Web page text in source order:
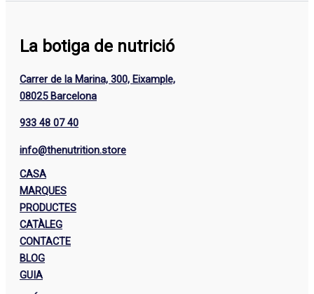
La botiga de nutrició
Carrer de la Marina, 300, Eixample,
08025 Barcelona
933 48 07 40
info@thenutrition.store
CASA
MARQUES
PRODUCTES
CATÀLEG
CONTACTE
BLOG
GUIA